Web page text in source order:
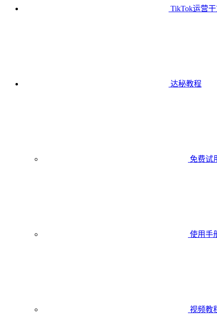
TikTok运营
达秘教程
免费试
使用手
视频教